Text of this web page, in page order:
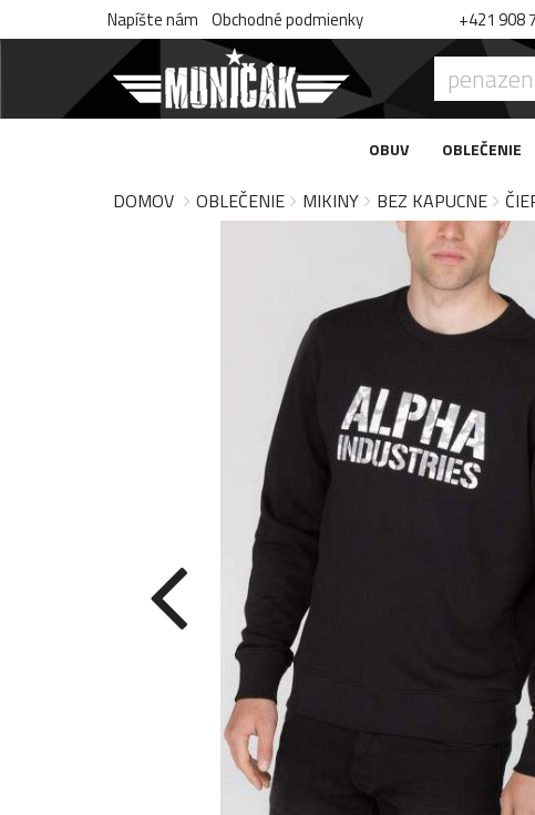
Napíšte nám Obchodné podmienky +421 908
OBUV OBLEČENIE
DOMOV OBLEČENIE MIKINY BEZ KAPUCNE